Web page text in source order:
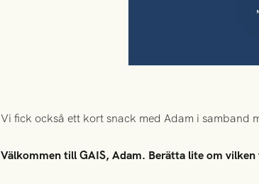
Vi fick också ett kort snack med Adam i samband
Välkommen till GAIS, Adam. Berätta lite om vilken